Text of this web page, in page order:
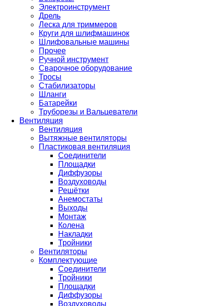
Электроинструмент
Дрель
Леска для триммеров
Круги для шлифмашинок
Шлифовальные машины
Прочее
Ручной инструмент
Сварочное оборудование
Тросы
Стабилизаторы
Шланги
Батарейки
Труборезы и Вальцеватели
Вентиляция
Вентиляция
Вытяжные вентиляторы
Пластиковая вентиляция
Соединители
Площадки
Диффузоры
Воздуховоды
Решётки
Анемостаты
Выходы
Монтаж
Колена
Накладки
Тройники
Вентиляторы
Комплектующие
Соединители
Тройники
Площадки
Диффузоры
Воздуховоды